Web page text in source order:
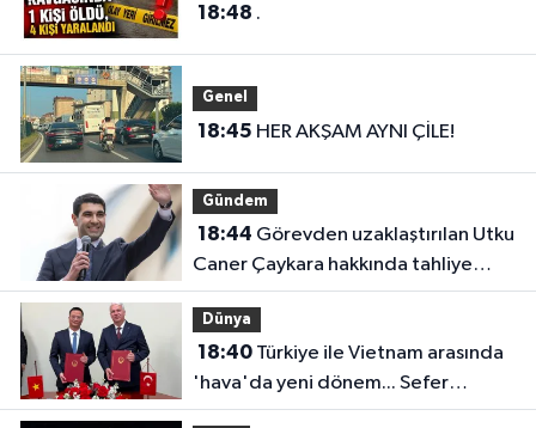
18:48 .
Genel
18:45 HER AKŞAM AYNI ÇİLE!
Gündem
18:44
Caner Çaykara hakkında tahliye
kararı
Dünya
18:40Türkiye ile Vietnam arasında
'hava'da yeni dönem... Sefer
kapasitesi artırıldı